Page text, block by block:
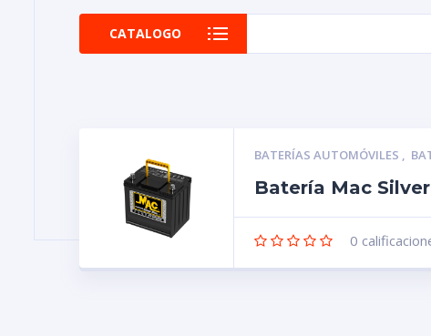
CATALOGO
BATERÍAS AUTOMÓVILES ,
Batería Mac
0